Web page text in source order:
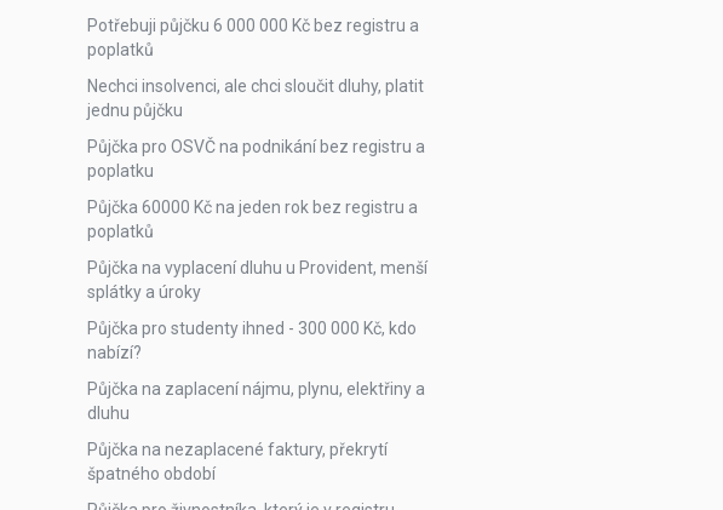
Potřebuji půjčku 6 000 000 Kč bez registru a
poplatků
Nechci insolvenci, ale chci sloučit dluhy, platit
jednu půjčku
Půjčka pro OSVČ na podnikání bez registru a
poplatku
Půjčka 60000 Kč na jeden rok bez registru a
poplatků
Půjčka na vyplacení dluhu u Provident, menší
splátky a úroky
Půjčka pro studenty ihned - 300 000 Kč, kdo
nabízí?
Půjčka na zaplacení nájmu, plynu, elektřiny a
dluhu
Půjčka na nezaplacené faktury, překrytí
špatného období